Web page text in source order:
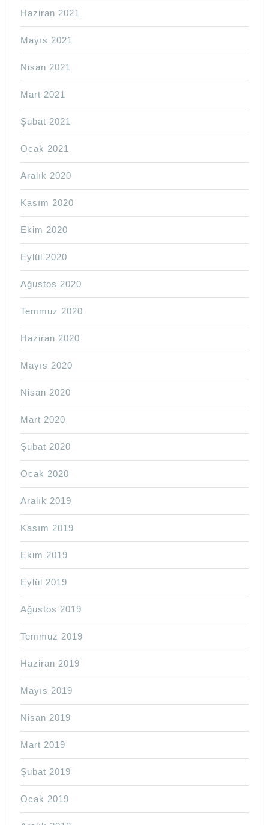
Haziran 2021
Mayıs 2021
Nisan 2021
Mart 2021
Şubat 2021
Ocak 2021
Aralık 2020
Kasım 2020
Ekim 2020
Eylül 2020
Ağustos 2020
Temmuz 2020
Haziran 2020
Mayıs 2020
Nisan 2020
Mart 2020
Şubat 2020
Ocak 2020
Aralık 2019
Kasım 2019
Ekim 2019
Eylül 2019
Ağustos 2019
Temmuz 2019
Haziran 2019
Mayıs 2019
Nisan 2019
Mart 2019
Şubat 2019
Ocak 2019